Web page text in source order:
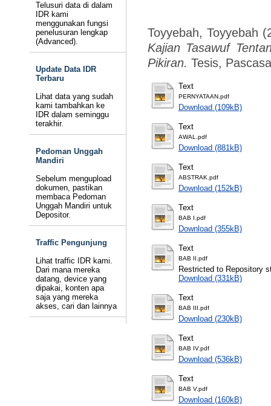
Telusuri data di dalam
IDR kami
menggunakan fungsi
penelusuran lengkap
(Advanced).
Update Data IDR
Terbaru
Lihat data yang sudah
kami tambahkan ke
IDR dalam seminggu
terakhir.
Pedoman Unggah
Mandiri
Sebelum mengupload
dokumen, pastikan
membaca Pedoman
Unggah Mandiri untuk
Depositor.
Traffic Pengunjung
Lihat traffic IDR kami.
Dari mana mereka
datang, device yang
dipakai, konten apa
saja yang mereka
akses, cari dan lainnya
Toyyebah, Toyyebah
Kajian Tasawuf
Pikiran. Tesis,
Text
PERNYATAAN.pdf
Download (109kB)
Text
AWAL.pdf
Download (881kB)
Text
ABSTRAK.pdf
Download (152kB)
Text
BAB I.pdf
Download (355kB)
Text
BAB II.pdf
Restricted to Repository
Download (331kB)
Text
BAB III.pdf
Download (230kB)
Text
BAB IV.pdf
Download (536kB)
Text
BAB V.pdf
Download (160kB)